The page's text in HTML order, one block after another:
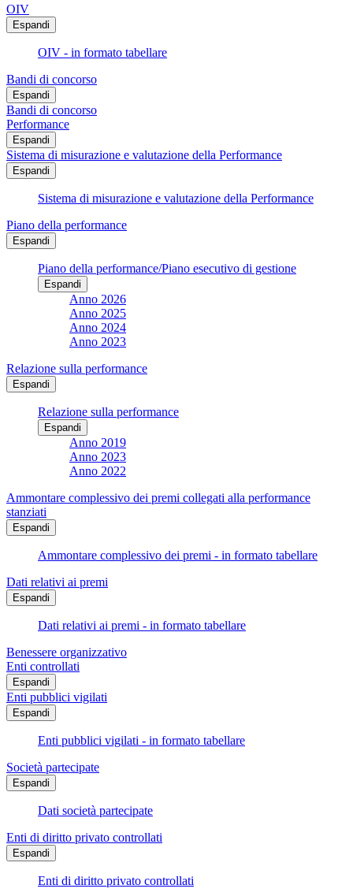
OIV
Espandi
OIV - in formato tabellare
Bandi di concorso
Espandi
Bandi di concorso
Performance
Espandi
Sistema di misurazione e valutazione della Performance
Espandi
Sistema di misurazione e valutazione della Performance
Piano della performance
Espandi
Piano della performance/Piano esecutivo di gestione
Espandi
Anno 2026
Anno 2025
Anno 2024
Anno 2023
Relazione sulla performance
Espandi
Relazione sulla performance
Espandi
Anno 2019
Anno 2023
Anno 2022
Ammontare complessivo dei premi collegati alla performance
stanziati
Espandi
Ammontare complessivo dei premi - in formato tabellare
Dati relativi ai premi
Espandi
Dati relativi ai premi - in formato tabellare
Benessere organizzativo
Enti controllati
Espandi
Enti pubblici vigilati
Espandi
Enti pubblici vigilati - in formato tabellare
Società partecipate
Espandi
Dati società partecipate
Enti di diritto privato controllati
Espandi
Enti di diritto privato controllati